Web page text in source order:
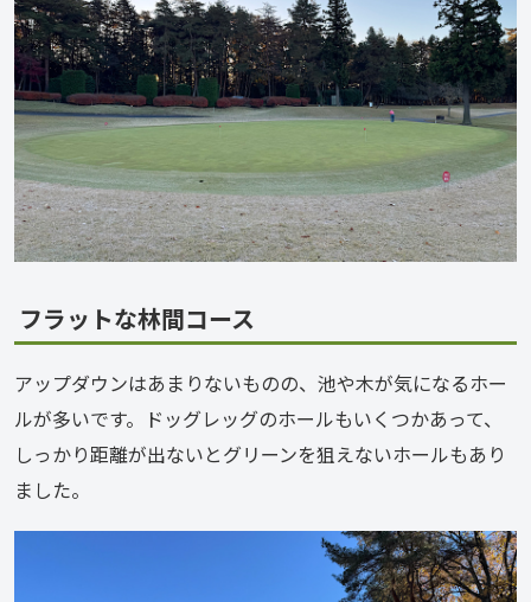
フラットな林間コース
アップダウンはあまりないものの、池や木が気になるホー
ルが多いです。ドッグレッグのホールもいくつかあって、
しっかり距離が出ないとグリーンを狙えないホールもあり
ました。